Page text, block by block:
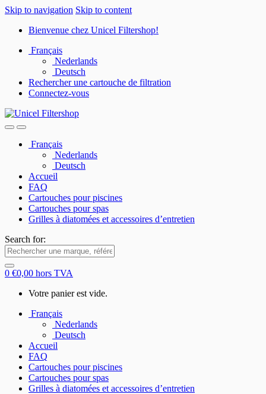
Skip to navigation Skip to content
Bienvenue chez Unicel Filtershop!
Français
Nederlands
Deutsch
Rechercher une cartouche de filtration
Connectez-vous
Français
Nederlands
Deutsch
Accueil
FAQ
Cartouches pour piscines
Cartouches pour spas
Grilles à diatomées et accessoires d’entretien
Search for:
0 €0,00 hors TVA
Votre panier est vide.
Français
Nederlands
Deutsch
Accueil
FAQ
Cartouches pour piscines
Cartouches pour spas
Grilles à diatomées et accessoires d’entretien